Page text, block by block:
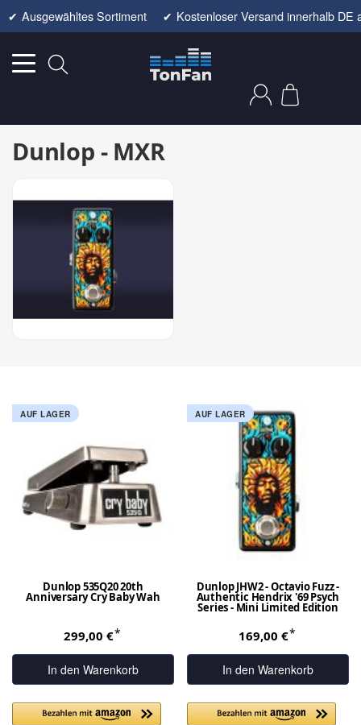
✔ Ausgewähltes Sortiment ✔ Kostenloser Versand innerhalb DE
Dunlop - MXR
AUF LAGER
Dunlop 535Q20 20th
Anniversary Cry Baby Wah
299,00 €*
In den Warenkorb
AUF LAGER
Dunlop JHW2 - Octavio Fuzz -
Authentic Hendrix '69 Psych
Series - Mini Limited Edition
169,00 €*
In den Warenkorb